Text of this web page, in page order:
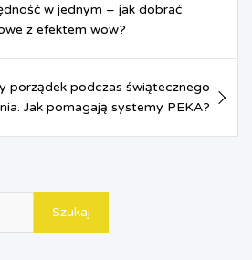
r
i
d
l
w jednym – jak dobrać
z efektem wow?
porządek podczas świątecznego
Jak pomagają systemy PEKA?
Szukaj